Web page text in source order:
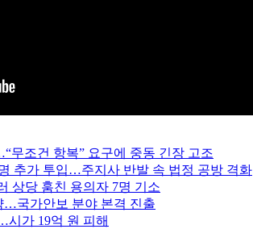
무조건 항복” 요구에 중동 긴장 고조
추가 투입…주지사 반발 속 법정 공방 격화
상당 훔친 용의자 7명 기소
…국가안보 분야 본격 진출
시가 19억 원 피해